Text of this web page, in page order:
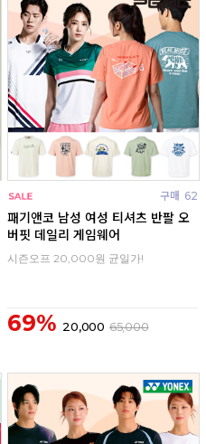
구매 62
패기앤코 남성 여성 티셔츠 반팔 오
버핏 데일리 게임웨어
시즌오프 20,000원 균일가!
69% 20,000 65,000